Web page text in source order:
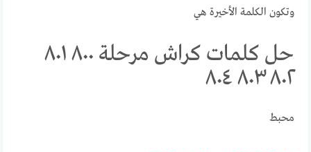
وتكون الكلمة الأخيرة هي
حل كلمات كراش مرحلة ٨٠٠ ٨٠١
٨٠٢ ٨٠٣ ٨٠٤
محبط